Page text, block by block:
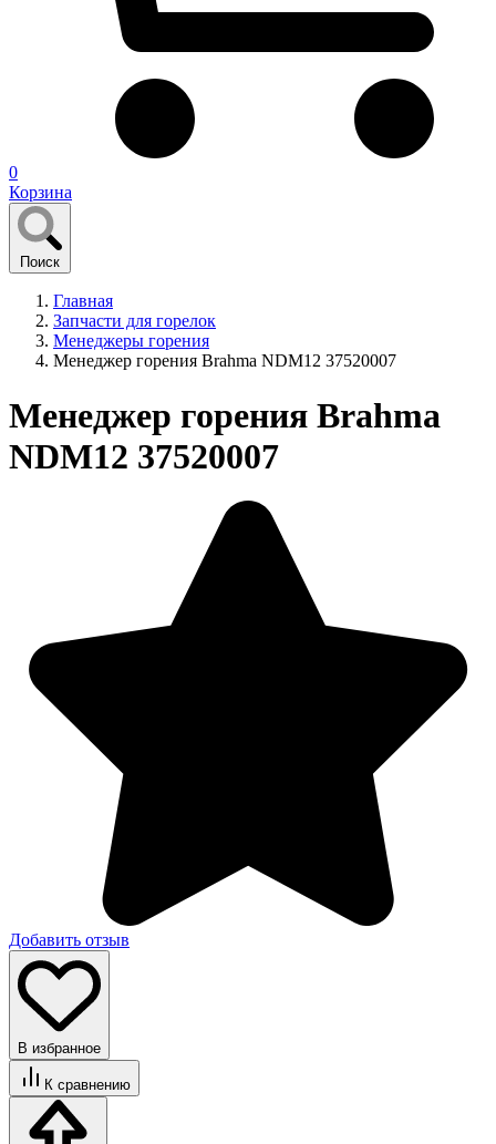
0
Корзина
Поиск
Главная
Запчасти для горелок
Менеджеры горения
Менеджер горения Brahma NDM12 37520007
Менеджер горения Brahma
NDM12 37520007
Добавить отзыв
В избранное
К сравнению